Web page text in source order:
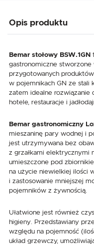
Opis produktu
Bemar stołowy BSW.1GN
gastronomiczne stworzone
przygotowanych
w pojemnikach GN ze stali
zatem idealne rozwiązanie
hotele, restauracje i
Bemar gastronomiczny
mieszaninę pary wodnej i
jest utrzymywana bez
z grzałkami elektrycznymi
umieszczone pod
na użycie niewielkiej ilości
i zastosowanie mniejszej
pojemników z żywnością.
Ułatwione jest również
higieny. Przedstawiany
względu na pojemność
układ grzewczy,